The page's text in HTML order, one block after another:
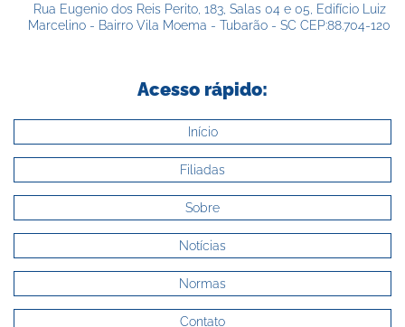
Rua Eugenio dos Reis Perito, 183, Salas 04 e 05, Edifício Luiz
Marcelino - Bairro Vila Moema - Tubarão - SC CEP:88.704-120
Acesso rápido:
Início
Filiadas
Sobre
Notícias
Normas
Contato